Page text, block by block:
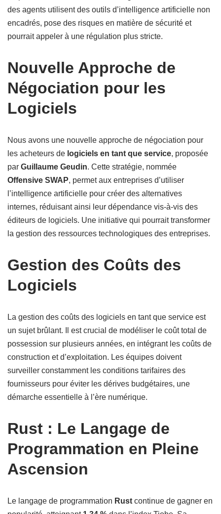
des agents utilisent des outils d’intelligence artificielle non
encadrés, pose des risques en matière de sécurité et
pourrait appeler à une régulation plus stricte.
Nouvelle Approche de
Négociation pour les
Logiciels
Nous avons une nouvelle approche de négociation pour
les acheteurs de logiciels en tant que service, proposée
par Guillaume Geudin. Cette stratégie, nommée
Offensive SWAP, permet aux entreprises d’utiliser
l’intelligence artificielle pour créer des alternatives
internes, réduisant ainsi leur dépendance vis-à-vis des
éditeurs de logiciels. Une initiative qui pourrait transformer
la gestion des ressources technologiques des entreprises.
Gestion des Coûts des
Logiciels
La gestion des coûts des logiciels en tant que service est
un sujet brûlant. Il est crucial de modéliser le coût total de
possession sur plusieurs années, en intégrant les coûts de
construction et d’exploitation. Les équipes doivent
surveiller constamment les conditions tarifaires des
fournisseurs pour éviter les dérives budgétaires, une
démarche essentielle à l’ère numérique.
Rust : Le Langage de
Programmation en Pleine
Ascension
Le langage de programmation Rust continue de gagner en